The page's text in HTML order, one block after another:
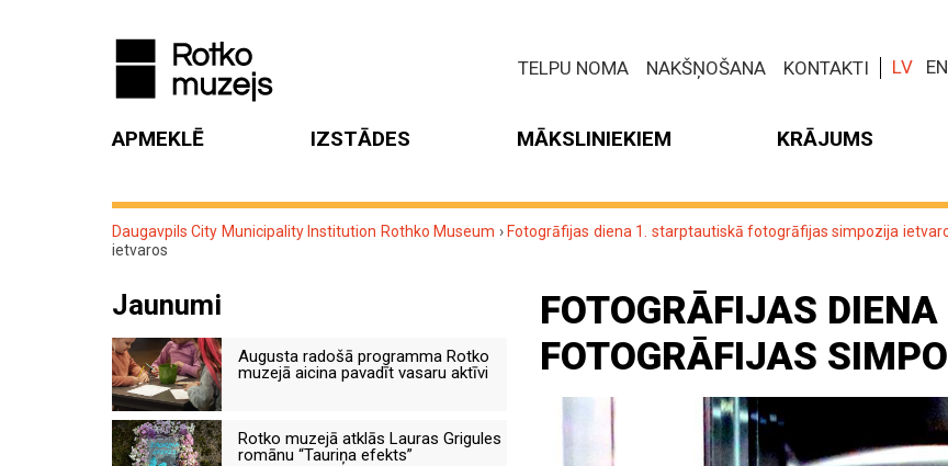
TELPU NOMA NAKŠŅOŠANA KONTAKTI LV EN
APMEKLĒ IZSTĀDES MĀKSLINIEKIEM KRĀJUMS
Daugavpils City Municipality Institution Rothko Museum ›Fotogrāfijas diena 1. starptautiskā fotogrāfijas simpozija
ietvaros
FOTOGRĀFIJAS
FOTOGRĀFIJAS
Jaunumi
Augusta radošā programma Rotko
muzejā aicina pavadīt vasaru aktīvi
Rotko muzejā atklās Lauras Grigules
romānu “Tauriņa efekts”